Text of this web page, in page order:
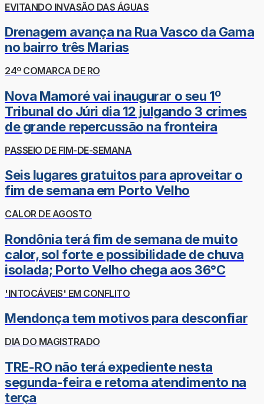
EVITANDO INVASÃO DAS ÁGUAS
Drenagem avança na Rua Vasco da Gama
no bairro três Marias
24º COMARCA DE RO
Nova Mamoré vai inaugurar o seu 1º
Tribunal do Júri dia 12 julgando 3 crimes
de grande repercussão na fronteira
PASSEIO DE FIM-DE-SEMANA
Seis lugares gratuitos para aproveitar o
fim de semana em Porto Velho
CALOR DE AGOSTO
Rondônia terá fim de semana de muito
calor, sol forte e possibilidade de chuva
isolada; Porto Velho chega aos 36°C
'INTOCÁVEIS' EM CONFLITO
Mendonça tem motivos para desconfiar
DIA DO MAGISTRADO
TRE-RO não terá expediente nesta
segunda-feira e retoma atendimento na
terça